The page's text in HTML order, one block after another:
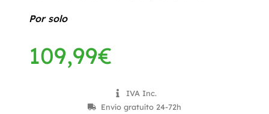
Por solo
109,99€
IVA Inc.
Envío gratuíto 24-72h